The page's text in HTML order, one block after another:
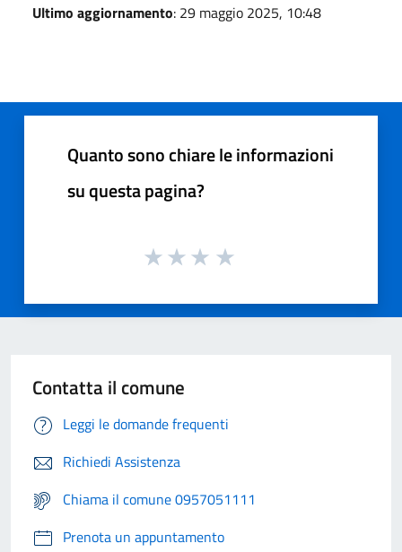
Ultimo aggiornamento: 29 maggio 2025, 10:48
Quanto sono chiare le informazioni
su questa pagina?
Contatta il comune
Leggi le domande frequenti
Richiedi Assistenza
Chiama il comune 0957051111
Prenota un appuntamento